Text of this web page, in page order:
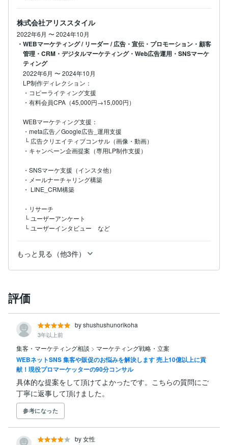
株式会社アリススタイル
2022年6月 〜2024年10月
・WEBマーケティング / リーダー / 広告・宣伝・プロモーション・顧客
管理・CRM・デジタルマーケティング・Web広告運用・SNSマーケ
ティング
2022年6月 〜2024年10月
LP制作ディレクション：
・コピーライティング支援
・有料会員CPA（45,000円→15,000円）
WEBマーケティング支援：
・meta広告／Google広告_運用支援
・キャンペーン企画提案（専用LP制作支援）
・SNSマーケ支援（インスタ他）
・メールナーチャリング構築
・ LINE_CRM構築
・リサーチ
└ ユーザーインタビュー　など
もっと見る（他3件）
評価
by shushushunorikoha
3年以上前
集客・マーケティング相談 > マーケティング戦略・立案
WEBネットSNS 集客や販促のお悩みを解決します 売上10億以上に貢
献！現役プロマーケッターの90分コンサル
具体的な提案をして頂けてよかったです。こちらの質問にご
丁寧に返事して頂けました。
参考になった
by 女性